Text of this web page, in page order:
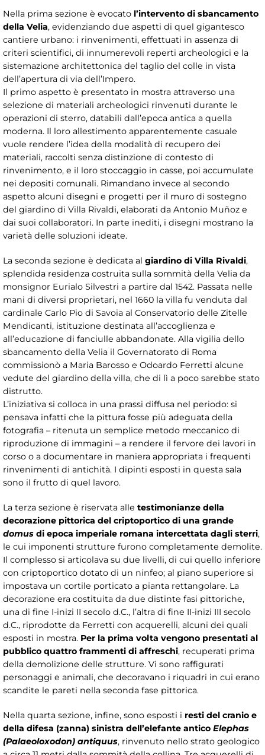
Nella prima sezione è evocato l’intervento di sbancamento
della Velia, evidenziando due aspetti di quel gigantesco
cantiere urbano: i rinvenimenti, effettuati in assenza di
criteri scientifici, di innumerevoli reperti archeologici e la
sistemazione architettonica del taglio del colle in vista
dell’apertura di via dell’Impero.
Il primo aspetto è presentato in mostra attraverso una
selezione di materiali archeologici rinvenuti durante le
operazioni di sterro, databili dall’epoca antica a quella
moderna. Il loro allestimento apparentemente casuale
vuole rendere l’idea della modalità di recupero dei
materiali, raccolti senza distinzione di contesto di
rinvenimento, e il loro stoccaggio in casse, poi accumulate
nei depositi comunali. Rimandano invece al secondo
aspetto alcuni disegni e progetti per il muro di sostegno
del giardino di Villa Rivaldi, elaborati da Antonio Muñoz e
dai suoi collaboratori. In parte inediti, i disegni mostrano la
varietà delle soluzioni ideate.
La seconda sezione è dedicata al giardino di Villa Rivaldi,
splendida residenza costruita sulla sommità della Velia da
monsignor Eurialo Silvestri a partire dal 1542. Passata nelle
mani di diversi proprietari, nel 1660 la villa fu venduta dal
cardinale Carlo Pio di Savoia al Conservatorio delle Zitelle
Mendicanti, istituzione destinata all’accoglienza e
all’educazione di fanciulle abbandonate. Alla vigilia dello
sbancamento della Velia il Governatorato di Roma
commissionò a Maria Barosso e Odoardo Ferretti alcune
vedute del giardino della villa, che di lì a poco sarebbe stato
distrutto.
L’iniziativa si colloca in una prassi diffusa nel periodo: si
pensava infatti che la pittura fosse più adeguata della
fotografia – ritenuta un semplice metodo meccanico di
riproduzione di immagini – a rendere il fervore dei lavori in
corso o a documentare in maniera appropriata i frequenti
rinvenimenti di antichità. I dipinti esposti in questa sala
sono il frutto di quel lavoro.
La terza sezione è riservata alle testimonianze della
decorazione pittorica del criptoportico di una grande
domus di epoca imperiale romana intercettata dagli sterri,
le cui imponenti strutture furono completamente demolite.
Il complesso si articolava su due livelli, di cui quello inferiore
con criptoportico dotato di un ninfeo; al piano superiore si
impostava un cortile porticato a pianta rettangolare. La
decorazione era costituita da due distinte fasi pittoriche,
una di fine I-inizi II secolo d.C., l’altra di fine II-inizi III secolo
d.C., riprodotte da Ferretti con acquerelli, alcuni dei quali
esposti in mostra. Per la prima volta vengono presentati al
pubblico quattro frammenti di affreschi, recuperati prima
della demolizione delle strutture. Vi sono raffigurati
personaggi e animali, che decoravano i riquadri in cui erano
scandite le pareti nella seconda fase pittorica.
Nella quarta sezione, infine, sono esposti i resti del cranio e
della difesa (zanna) sinistra dell’elefante antico Elephas
(Palaeoloxodon) antiquus, rinvenuto nello strato geologico